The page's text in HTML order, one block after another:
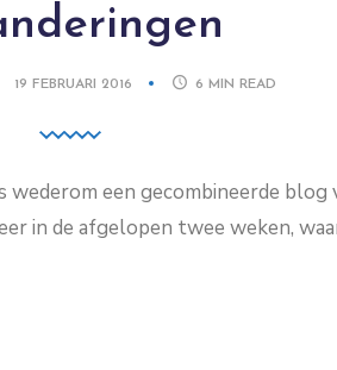
19 FEBRUARI 2016 6 MIN READ
wederom een gecombineerde blog
in de afgelopen twee weken,